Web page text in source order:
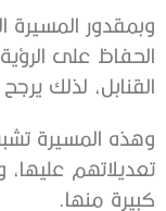
وبمقدور
الحفاظ على
القنابل، لذلك
وهذه المسيرة
تعديلاتهم عليها،
كبيرة منها.